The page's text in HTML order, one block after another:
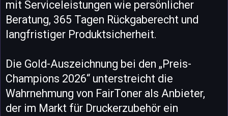
mit Serviceleistungen wie persönlicher
Beratung, 365 Tagen Rückgaberecht und
langfristiger Produktsicherheit.
Die Gold-Auszeichnung bei den „Preis-
Champions 2026“ unterstreicht die
Wahrnehmung von FairToner als Anbieter,
der im Markt für Druckerzubehör ein